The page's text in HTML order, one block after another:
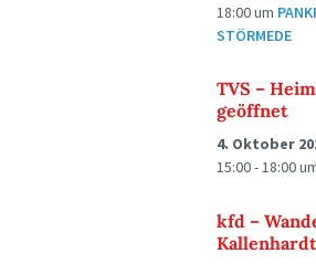
18:00um
STÖRMEDE
TVS –
geöffnet
4. Oktober
15:00 - 18:00
kfd –
Kallenhardt